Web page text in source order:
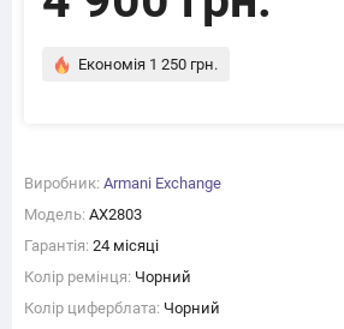
Економія 1 250 грн.
Виробник: Armani Exchange
Модель: AX2803
Гарантія: 24 місяці
Колір ремінця: Чорний
Колір циферблата: Чорний